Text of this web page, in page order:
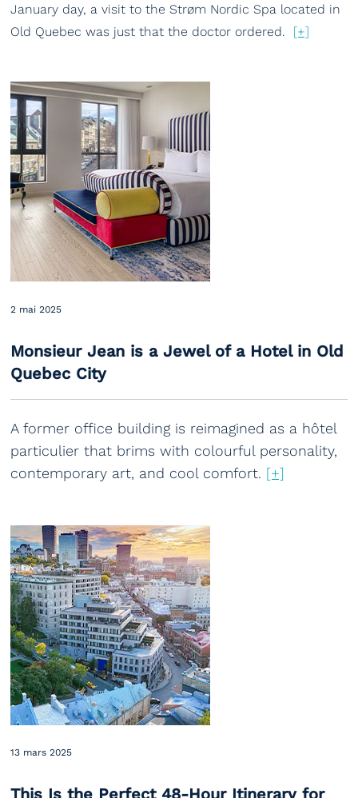
January day, a visit to the Strøm Nordic Spa located in
Old Quebec was just that the doctor ordered. [+]
2 mai 2025
Monsieur Jean is a Jewel of a Hotel in Old
Quebec City
A former office building is reimagined as a hôtel
particulier that brims with colourful personality,
contemporary art, and cool comfort. [+]
13 mars 2025